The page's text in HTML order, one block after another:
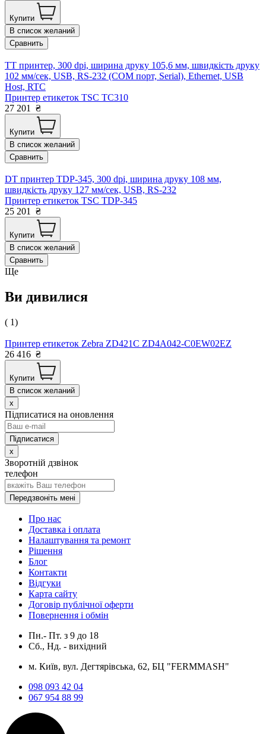
Купити
В список желаний
Сравнить
TT принтер, 300 dpi, ширина друку 105,6 мм, швидкість друку
102 мм/сек, USB, RS-232 (COM порт, Serial), Ethernet, USB
Host, RTC
Принтер етикеток TSC TC310
27 201
₴
Купити
В список желаний
Сравнить
DT принтер TDP-345, 300 dpi, ширина друку 108 мм,
швидкість друку 127 мм/сек, USB, RS-232
Принтер етикеток TSC TDP-345
25 201
₴
Купити
В список желаний
Сравнить
Ще
Ви дивилися
( 1)
Принтер етикеток Zebra ZD421C ZD4A042-C0EW02EZ
26 416 ₴
Купити
В список желаний
x
Підписатися на оновлення
x
Зворотній дзвінок
телефон
Передзвоніть мені
Про нас
Доставка і оплата
Налаштування та ремонт
Рішення
Блог
Контакти
Відгуки
Карта сайту
Договір публічної оферти
Повернення і обмін
Пн.- Пт. з 9 до 18
Сб., Нд. - вихідний
м. Київ, вул. Дегтярівська, 62, БЦ "FERMMASH"
098 093 42 04
067 954 88 99